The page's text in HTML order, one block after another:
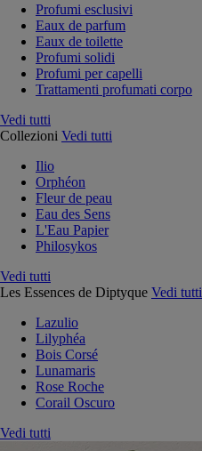
Profumi esclusivi
Eaux de parfum
Eaux de toilette
Profumi solidi
Profumi per capelli
Trattamenti profumati corpo
Vedi tutti
Collezioni Vedi tutti
Ilio
Orphéon
Fleur de peau
Eau des Sens
L'Eau Papier
Philosykos
Vedi tutti
Les Essences de Diptyque Vedi tutti
Lazulio
Lilyphéa
Bois Corsé
Lunamaris
Rose Roche
Corail Oscuro
Vedi tutti